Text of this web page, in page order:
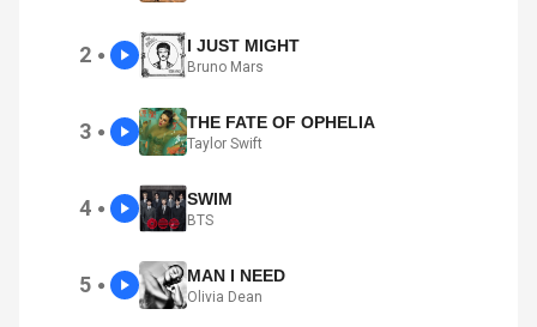
2 ● I JUST MIGHT
Bruno Mars
3 ● THE FATE OF OPHELIA
Taylor Swift
4 ● SWIM
BTS
5 ● MAN I NEED
Olivia Dean